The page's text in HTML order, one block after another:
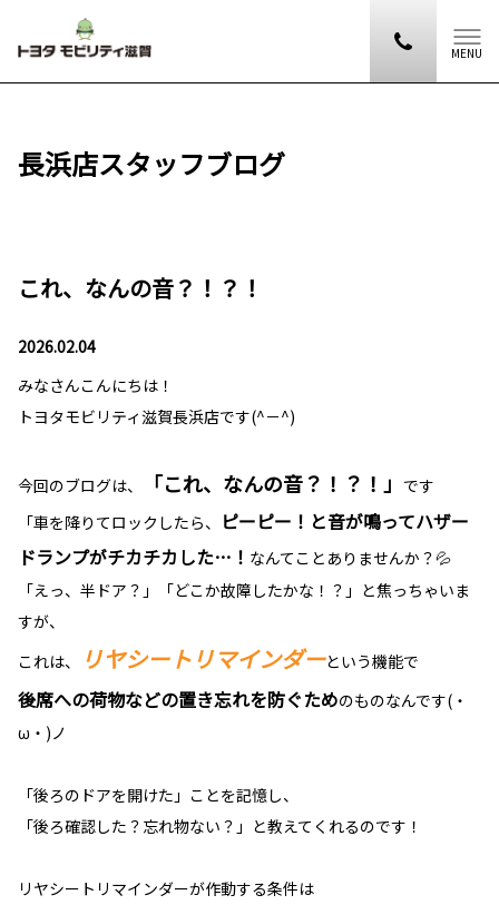
MENU
長浜店スタッフブログ
これ、なんの音？！？！
2026.02.04
みなさんこんにちは！
トヨタモビリティ滋賀長浜店です(^－^)
今回のブログは、 「これ、なんの音？！？！」 です
「車を降りてロックしたら、
ピーピー！と音が鳴ってハザー
ドランプがチカチカした…！ なんてことありませんか？💦
「えっ、半ドア？」「どこか故障したかな！？」と焦っちゃいま
すが、
これは、
リヤシートリマインダーという機能で
後席への荷物などの置き忘れを防ぐためのものなんです(・
ω・)ノ
「後ろのドアを開けた」ことを記憶し、
「後ろ確認した？忘れ物ない？」と教えてくれるのです！
リヤシートリマインダーが作動する条件は